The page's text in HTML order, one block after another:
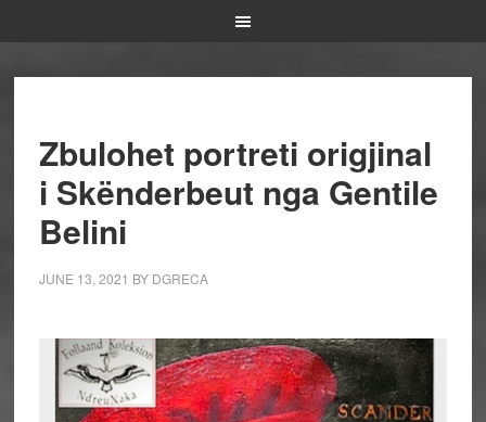
Zbulohet portreti origjinal
i Skënderbeut nga Gentile
Belini
JUNE 13, 2021 BY DGRECA